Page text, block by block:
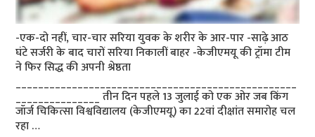
-एक-दो नहीं, चार-चार सरिया युवक के शरीर के आर-पार -साढ़े आठ
घंटे सर्जरी के बाद चारों सरिया निकालीं बाहर -केजीएमयू की ट्रॉमा टीम
ने फिर सिद्ध की अपनी श्रेष्ठता
_______________ तीन दिन पहले 13 जुलाई को एक ओर जब किंग
जॉर्ज चिकित्सा विश्वविद्यालय (केजीएमयू) का 22वां दीक्षांत समारोह चल
रहा …